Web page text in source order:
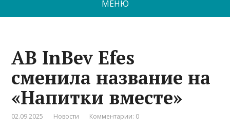
МЕНЮ
AB InBev Efes
сменила название на
«Напитки вместе»
02.09.2025 Новости Комментарии: 0